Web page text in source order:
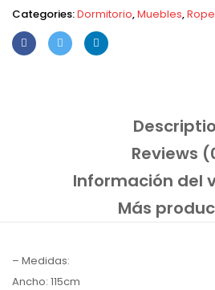
Categories:Dormitorio,Muebles,
Reviews
Información del
Más
– Medidas:
Ancho: 115cm